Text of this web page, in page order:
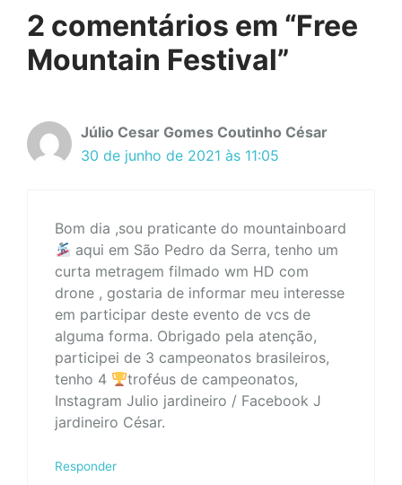
2 comentários em “Free
Mountain Festival”
Júlio Cesar Gomes Coutinho César
30 de junho de 2021 às 11:05
Bom dia ,sou praticante do mountainboard
aqui em São Pedro da Serra, tenho um
curta metragem filmado wm HD com
drone , gostaria de informar meu interesse
em participar deste evento de vcs de
alguma forma. Obrigado pela atenção,
participei de 3 campeonatos brasileiros,
tenho 4
troféus de campeonatos,
Instagram Julio jardineiro / Facebook J
jardineiro César.
Responder